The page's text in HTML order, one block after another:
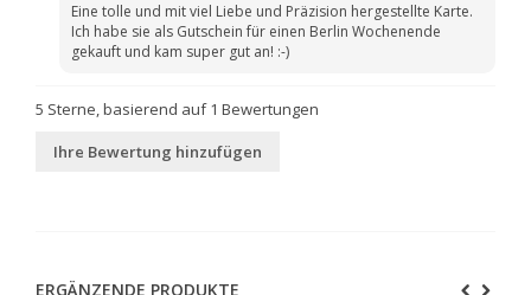
Eine tolle und mit viel Liebe und Präzision hergestellte Karte.
Ich habe sie als Gutschein für einen Berlin Wochenende
gekauft und kam super gut an! :-)
5 Sterne, basierend auf1 Bewertungen
Ihre Bewertung hinzufügen
ERGÄNZENDE PRODUKTE